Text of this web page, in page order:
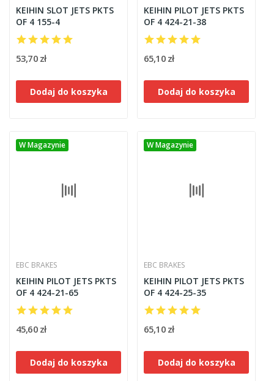
KEIHIN SLOT JETS PKTS
OF 4 155-4
53,70 zł
Dodaj do koszyka
KEIHIN PILOT JETS PKTS
OF 4 424-21-38
65,10 zł
Dodaj do koszyka
W Magazynie
EBC BRAKES
KEIHIN PILOT JETS PKTS
OF 4 424-21-65
45,60 zł
Dodaj do koszyka
W Magazynie
EBC BRAKES
KEIHIN PILOT JETS PKTS
OF 4 424-25-35
65,10 zł
Dodaj do koszyka